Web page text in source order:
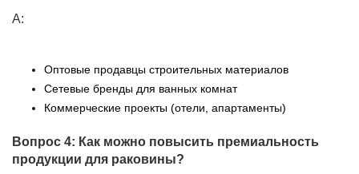
A:
Оптовые продавцы строительных материалов
Сетевые бренды для ванных комнат
Коммерческие проекты (отели, апартаменты)
Вопрос 4: Как можно повысить премиальность
продукции для раковины?